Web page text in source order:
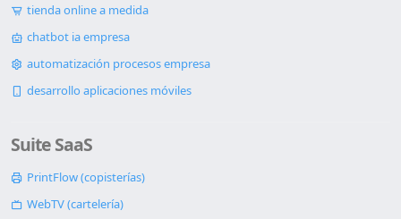
tienda online a medida
chatbot ia empresa
automatización procesos empresa
desarrollo aplicaciones móviles
Suite SaaS
PrintFlow (copisterías)
WebTV (cartelería)